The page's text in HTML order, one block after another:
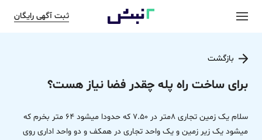
ثبت آگهی رایگان
بازگشت
برای ساخت راه پله چقدر فضا نیاز هست؟
سلام یک زمین تجاری 8متر در 7.50 که حدودا میشود 64 متر بخرم که
میشود یک زیر زمین و یک واحد تجاری در همکف و دو واحد اداری روی